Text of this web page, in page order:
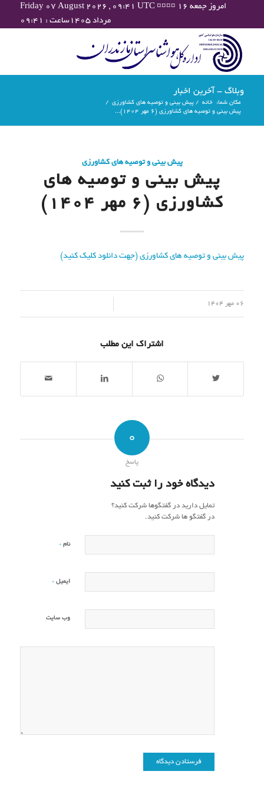
Friday 07 August 2026 , 09:41 UTC ¤¤¤¤ امروز جمعه ۱۶
مرداد ۱۴۰۵ساعت : ۰۹:۴۱
وبلاگ - آخرین اخبار
مکان شما: خانه / پیش بینی و توصیه های کشاورزی /
پیش بینی و توصیه های کشاورزی (6 مهر ۱۴۰۴)...
پیش بینی و توصیه های کشاورزی
پیش بینی و توصیه های
کشاورزی (6 مهر ۱۴۰۴)
پیش بینی و توصیه های کشاورزی (جهت دانلود کلیک کنید)
06 مهر 1404
اشتراک این مطلب
0
پاسخ
دیدگاه خود را ثبت کنید
تمایل دارید در گفتگوها شرکت کنید؟
در گفتگو ها شرکت کنید.
نام *
ایمیل *
وب‌ سایت